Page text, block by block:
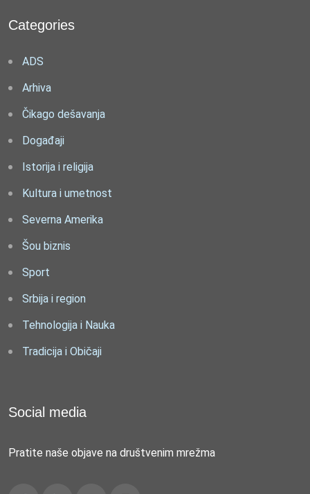
Categories
ADS
Arhiva
Čikago dešavanja
Događaji
Istorija i religija
Kultura i umetnost
Severna Amerika
Šou biznis
Sport
Srbija i region
Tehnologija i Nauka
Tradicija i Običaji
Social media
Pratite naše objave na društvenim mrežma